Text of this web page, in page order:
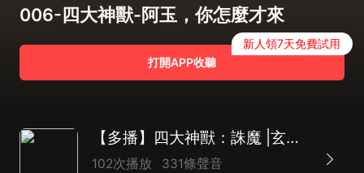
006-四大神獸-阿玉，你怎麼才來
打開APP收聽
新人領7天免費試用
【多播】四大神獸：誅魔 |玄幻穿越|神魔大戰
102次播放 331條聲音